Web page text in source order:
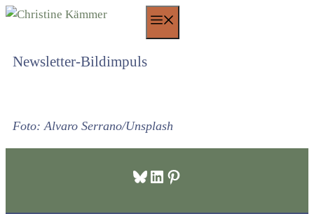
Zum
Newsletter-Bildimpuls
Foto: Alvaro Serrano/Unsplash
Bluesky
LinkedIn
Pinterest